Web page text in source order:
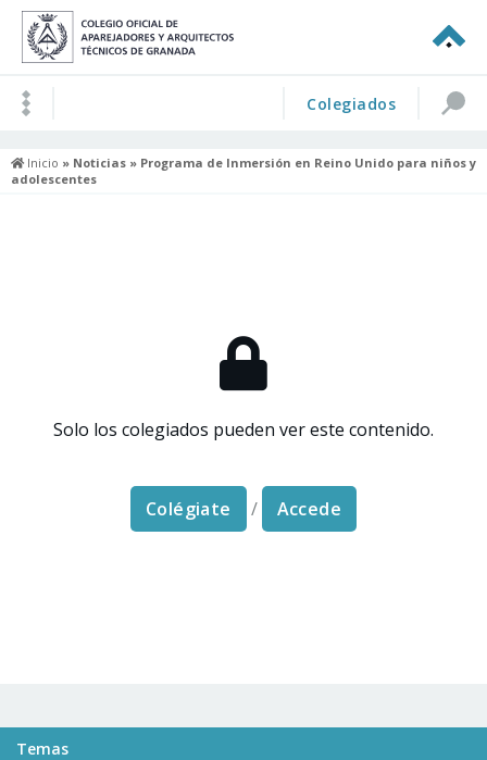
Colegiados
Inicio » Noticias » Programa de Inmersión en Reino Unido para niños y
adolescentes
Solo los colegiados pueden ver este contenido.
Colégiate / Accede
Temas